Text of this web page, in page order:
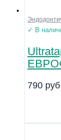
✓ В
790 руб